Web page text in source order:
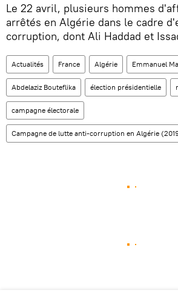
Le 22 avril, plusieurs hommes
arrêtés en Algérie dans le cadre
corruption, dont Ali Haddad et
Actualités France Algérie Emmanuel
Abdelaziz Bouteflika élection présidentielle
campagne électorale
Campagne de lutte anti-corruption en Algérie